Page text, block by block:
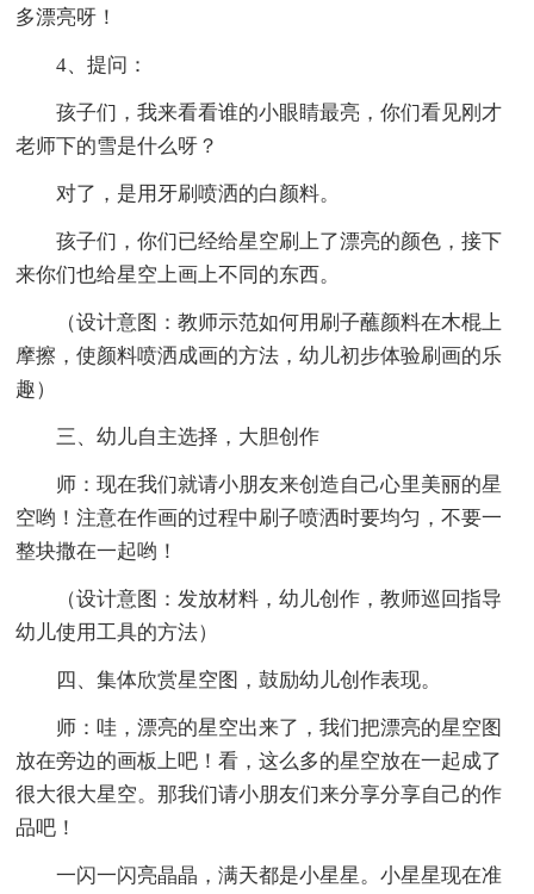
多漂亮呀！
4、提问：
孩子们，我来看看谁的小眼睛最亮，你们看见刚才
老师下的雪是什么呀？
对了，是用牙刷喷洒的白颜料。
孩子们，你们已经给星空刷上了漂亮的颜色，接下
来你们也给星空上画上不同的东西。
（设计意图：教师示范如何用刷子蘸颜料在木棍上
摩擦，使颜料喷洒成画的方法，幼儿初步体验刷画的乐
趣）
三、幼儿自主选择，大胆创作
师：现在我们就请小朋友来创造自己心里美丽的星
空哟！注意在作画的过程中刷子喷洒时要均匀，不要一
整块撒在一起哟！
（设计意图：发放材料，幼儿创作，教师巡回指导
幼儿使用工具的方法）
四、集体欣赏星空图，鼓励幼儿创作表现。
师：哇，漂亮的星空出来了，我们把漂亮的星空图
放在旁边的画板上吧！看，这么多的星空放在一起成了
很大很大星空。那我们请小朋友们来分享分享自己的作
品吧！
一闪一闪亮晶晶，满天都是小星星。小星星现在准